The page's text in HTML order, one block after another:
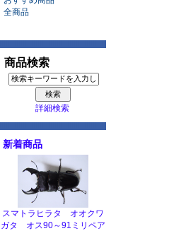
全商品
商品検索
詳細検索
新着商品
スマトラヒラタ オオクワ
ガタ オス90～91ミリペア